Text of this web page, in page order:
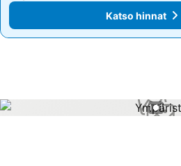
Katso hinnat
Katso hinnat
1 / 1